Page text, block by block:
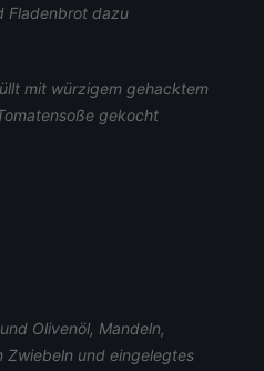
Fladenbrot dazu
mit würzigem gehacktem
gekocht
Olivenöl, Mandeln,
Zwiebeln und eingelegtes